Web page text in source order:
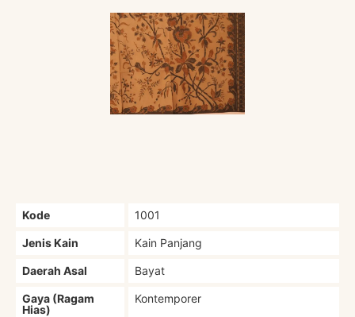
Kode 1001
Jenis Kain Kain Panjang
Daerah Asal Bayat
Gaya (Ragam
Hias)
Kontemporer